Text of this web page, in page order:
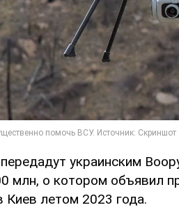
передадут украинским
млн, о котором объявил
Киев летом 2023 года.